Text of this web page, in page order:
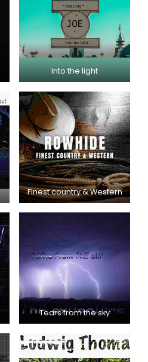
Into the light
Finest country & Western
Tears from the sky